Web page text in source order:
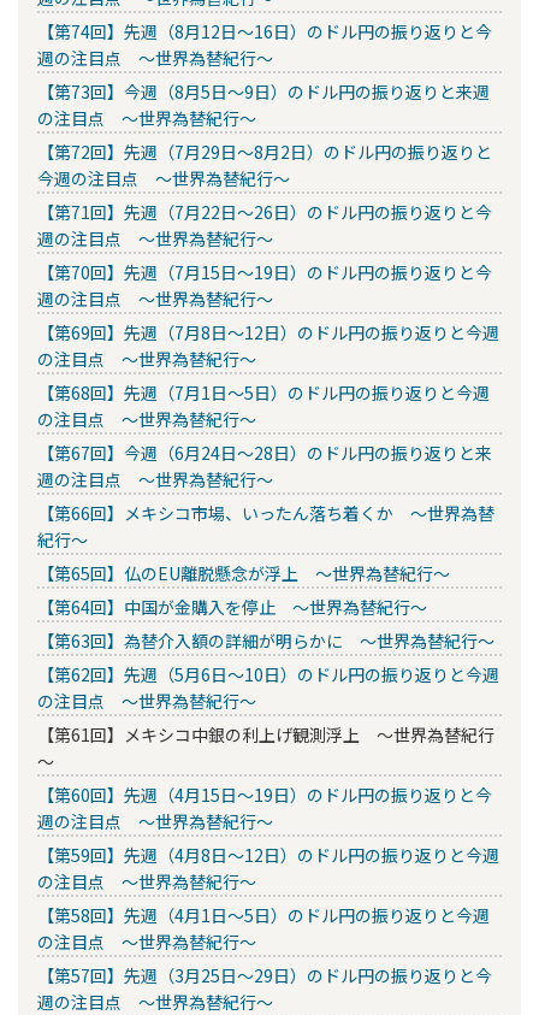
【第74回】先週（8月12日～16日）のドル円の振り返りと今
週の注目点 ～世界為替紀行～
【第73回】今週（8月5日～9日）のドル円の振り返りと来週
の注目点 ～世界為替紀行～
【第72回】先週（7月29日～8月2日）のドル円の振り返りと
今週の注目点 ～世界為替紀行～
【第71回】先週（7月22日～26日）のドル円の振り返りと今
週の注目点 ～世界為替紀行～
【第70回】先週（7月15日～19日）のドル円の振り返りと今
週の注目点 ～世界為替紀行～
【第69回】先週（7月8日～12日）のドル円の振り返りと今週
の注目点 ～世界為替紀行～
【第68回】先週（7月1日～5日）のドル円の振り返りと今週
の注目点 ～世界為替紀行～
【第67回】今週（6月24日～28日）のドル円の振り返りと来
週の注目点 ～世界為替紀行～
【第66回】メキシコ市場、いったん落ち着くか ～世界為替
紀行～
【第65回】仏のEU離脱懸念が浮上 ～世界為替紀行～
【第64回】中国が金購入を停止 ～世界為替紀行～
【第63回】為替介入額の詳細が明らかに ～世界為替紀行～
【第62回】先週（5月6日～10日）のドル円の振り返りと今週
の注目点 ～世界為替紀行～
【第61回】メキシコ中銀の利上げ観測浮上 ～世界為替紀行
～
【第60回】先週（4月15日～19日）のドル円の振り返りと今
週の注目点 ～世界為替紀行～
【第59回】先週（4月8日～12日）のドル円の振り返りと今週
の注目点 ～世界為替紀行～
【第58回】先週（4月1日～5日）のドル円の振り返りと今週
の注目点 ～世界為替紀行～
【第57回】先週（3月25日～29日）のドル円の振り返りと今
週の注目点 ～世界為替紀行～